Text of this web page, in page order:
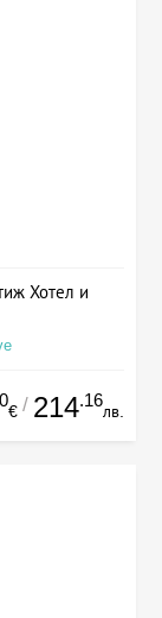
Хотел и
€ / 214.16
лв.